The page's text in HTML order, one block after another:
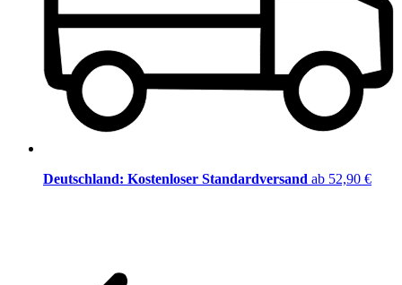
Deutschland: Kostenloser Standardversand ab 52,90 €